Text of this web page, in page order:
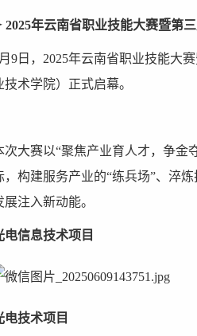
2025年云南省职业技能大赛暨第
9日，2025年云南省职业技能大
技术学院）正式启幕。
次大赛以“聚焦产业育人才，争金
，构建服务产业的“练兵场”、淬
展注入新动能。
电信息技术项目
电技术项目